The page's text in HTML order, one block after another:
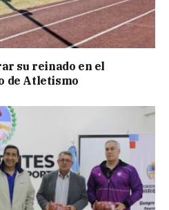
su reinado en el
de Atletismo